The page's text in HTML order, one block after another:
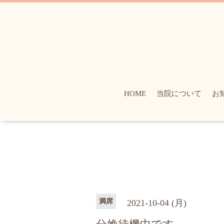
HOME 当院について お
満席 2021-10-04 (月)